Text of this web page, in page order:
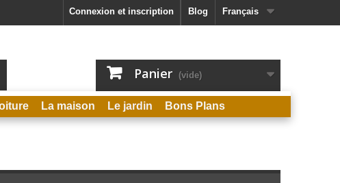
Français
Blog
Connexion et inscription
Panier (vide)
La maison Le jardin Bons Plans